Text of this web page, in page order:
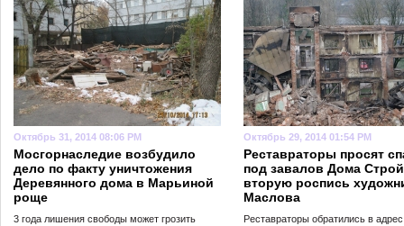
Октябрь 31, 2014 08:06 PM
Мосгорнаследие возбудило
дело по факту уничтожения
Деревянного дома в Марьиной
роще
3 года лишения свободы может грозить
Октябрь 29, 2014 01:54 PM
Реставраторы просят
под завалов Дома
вторую роспись
Маслова
Реставраторы обратились в адрес